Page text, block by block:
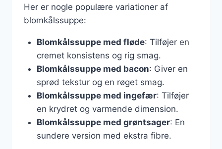
Her er nogle populære variationer af
blomkålssuppe:
Blomkålssuppe med fløde: Tilføjer en
cremet konsistens og rig smag.
Blomkålssuppe med bacon: Giver en
sprød tekstur og en røget smag.
Blomkålssuppe med ingefær: Tilføjer
en krydret og varmende dimension.
Blomkålssuppe med grøntsager: En
sundere version med ekstra fibre.